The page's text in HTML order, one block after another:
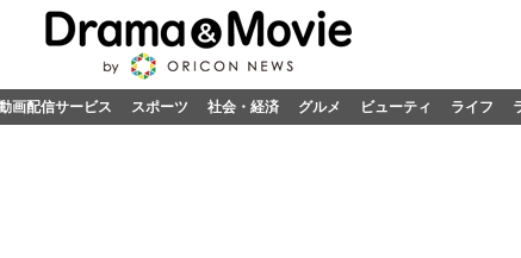
画配信サービス スポーツ 社会・経済 グルメ ビューティ ライフ